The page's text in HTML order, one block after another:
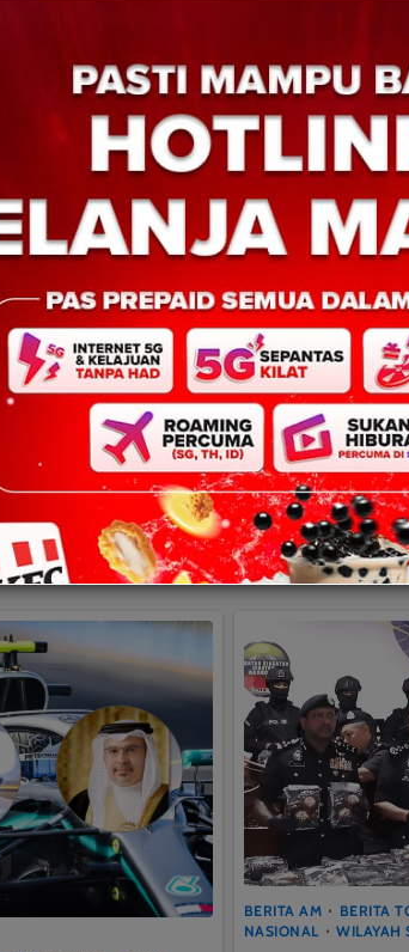
menang dengan 22,620 undi mengalahkan
Next:3 calon wanita Sabah
BERITA AM BERITA
NASIONAL
WILAYAH